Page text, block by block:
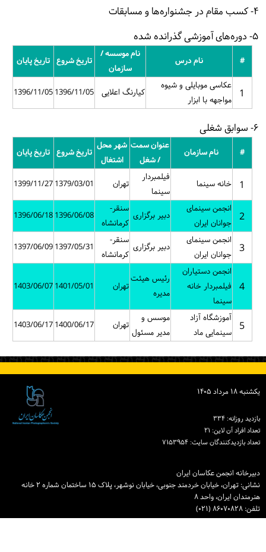
۴- کسب مقام در جشنواره‌ها و مسابقات
۵- دوره‌های آموزشی گذرانده شده
# نام درس
نام موسسه /
سازمان
تاریخ شروع تاریخ پایان
1
عکاسی موبایلی و شیوه
مواجهه با ابزار
کیارنگ اعلایی 1396/11/05
1396/11/05
۶- سوابق شغلی
# نام سازمان
عنوان سمت
/ شغل
شهر محل
اشتغال
تاریخ شروع تاریخ پایان
1 خانه سینما
فیلمبردار
سینما
تهران 1379/03/01
1399/11/27
2
انجمن سینمای
جوانان ایران
دبیر برگزاری
سنقر-
کرمانشاه
1396/06/08
1396/06/18
3
انجمن سینمای
جوانان ایران
دبیر برگزاری
سنقر-
کرمانشاه
1397/05/31
1397/06/09
4
انجمن دستیاران
فیلمبردار خانه
سینما
رئیس هیئت
مدیره
تهران 1401/05/01
1403/06/07
5
آموزشگاه آزاد
سینمایی ماد
موسس و
مدیر مسئول
تهران 1400/06/17
1403/06/17
یكشنبه ۱۸ مرداد ۱۴۰۵
بازدید روزانه: ۳۳۴
تعداد افراد آن لاین: ۲۱
تعداد بازدیدكنندگان سایت: ۷۱۵۳۹۵۴
دبیرخانه انجمن عکاسان ایران
نشانی: تهران، خیابان خردمند جنوبی، خیابان نوشهر، پلاک ۱۵ ساختمان شماره ۲ خانه
هنرمندان ایران، واحد ۸
تلفن: ۸۶۰۷۰۸۲۸ (۰۲۱)